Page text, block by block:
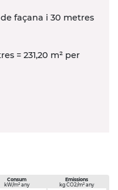
façana i 30 metres
= 231,20 m² per
Consum
kW/m² any
Emissions
kg CO2/m² any